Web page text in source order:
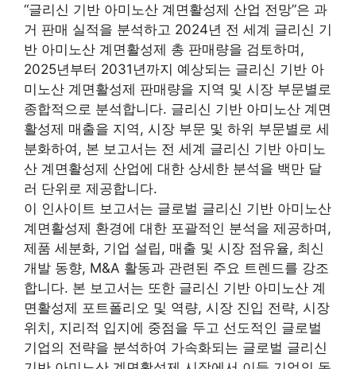
“글리신 기반 아미노산 계면활성제 산업 전망”은 과
거 판매 실적을 분석하고 2024년 전 세계 글리신 기
반 아미노산 계면활성제 총 판매량을 검토하며,
2025년부터 2031년까지 예상되는 글리신 기반 아
미노산 계면활성제 판매량을 지역 및 시장 부문별로
종합적으로 분석합니다. 글리신 기반 아미노산 계면
활성제 매출을 지역, 시장 부문 및 하위 부문별로 세
분화하여, 본 보고서는 전 세계 글리신 기반 아미노
산 계면활성제 산업에 대한 상세한 분석을 백만 달
러 단위로 제공합니다.
이 인사이트 보고서는 글로벌 글리신 기반 아미노산
계면활성제 환경에 대한 포괄적인 분석을 제공하며,
제품 세분화, 기업 설립, 매출 및 시장 점유율, 최신
개발 동향, M&A 활동과 관련된 주요 트렌드를 강조
합니다. 본 보고서는 또한 글리신 기반 아미노산 계
면활성제 포트폴리오 및 역량, 시장 진입 전략, 시장
위치, 지리적 입지에 중점을 두고 선도적인 글로벌
기업의 전략을 분석하여 가속화되는 글로벌 글리신